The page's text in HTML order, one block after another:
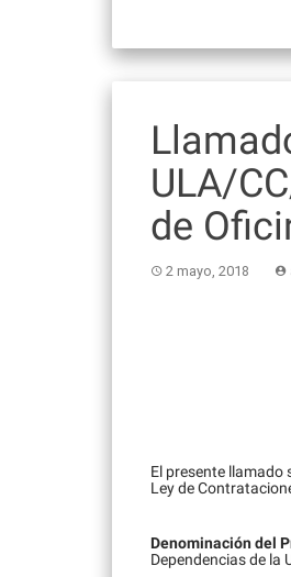
ULA/
de
2 mayo, 2018
El presente llamado
Ley de
Denominación del
Dependencias de la